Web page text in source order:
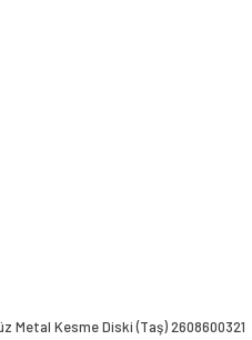
Metal Kesme Diski (Taş) 2608600321